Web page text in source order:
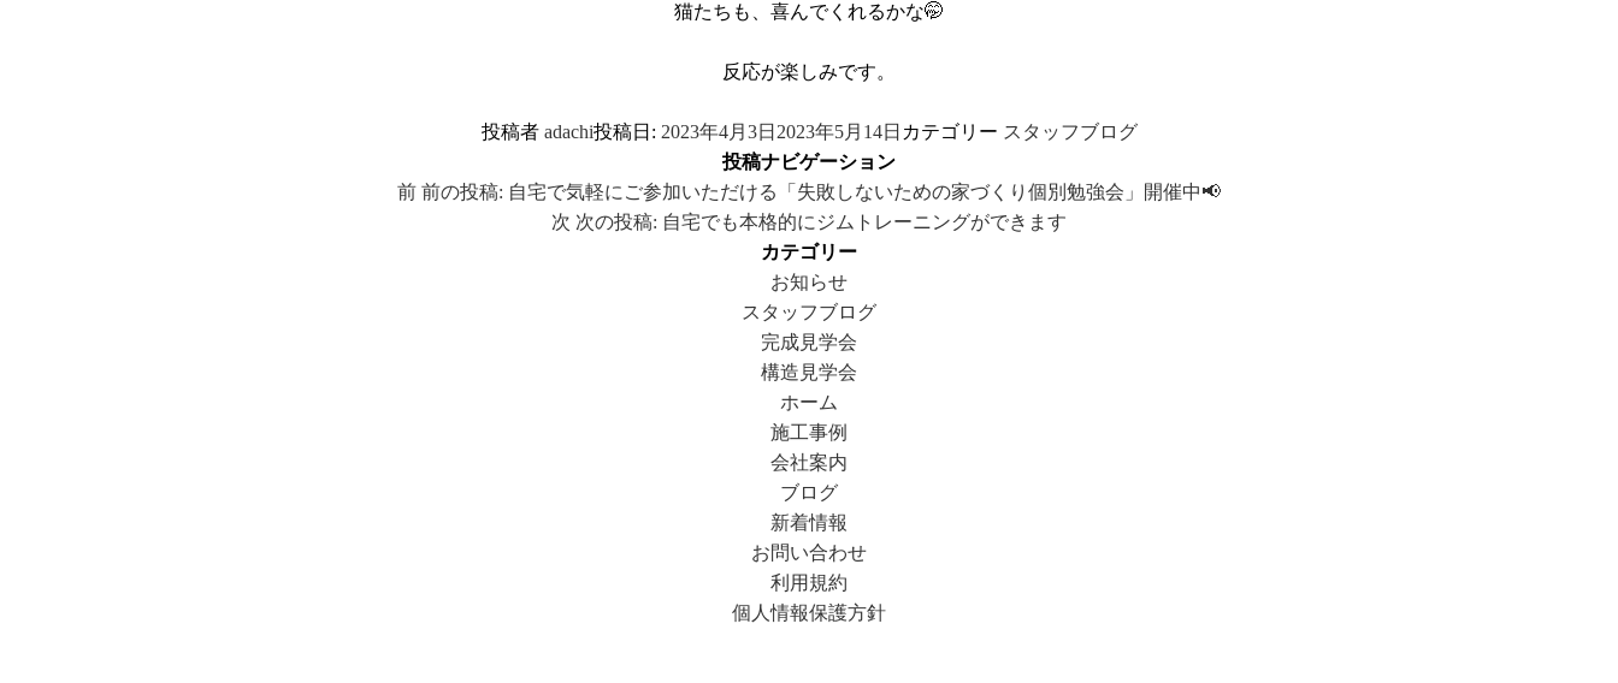
猫たちも、喜んでくれるかな🤭
反応が楽しみです。
投稿者 adachi投稿日: 2023年4月3日 2023年5月14日 カテゴリー スタッフブログ
投稿ナビゲーション
前 前の投稿: 自宅で気軽にご参加いただける「失敗しないための家づくり個別勉強会」開催中📢
次 次の投稿: 自宅でも本格的にジムトレーニングができます
カテゴリー
お知らせ
スタッフブログ
完成見学会
構造見学会
ホーム
施工事例
会社案内
ブログ
新着情報
お問い合わせ
利用規約
個人情報保護方針